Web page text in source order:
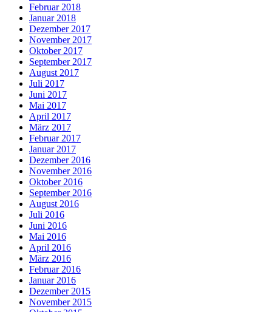
Februar 2018
Januar 2018
Dezember 2017
November 2017
Oktober 2017
September 2017
August 2017
Juli 2017
Juni 2017
Mai 2017
April 2017
März 2017
Februar 2017
Januar 2017
Dezember 2016
November 2016
Oktober 2016
September 2016
August 2016
Juli 2016
Juni 2016
Mai 2016
April 2016
März 2016
Februar 2016
Januar 2016
Dezember 2015
November 2015